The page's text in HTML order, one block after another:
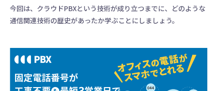
今回は、クラウドPBXという技術が成り立つまでに、どのような
通信関連技術の歴史があったか学ぶことにしましょう。